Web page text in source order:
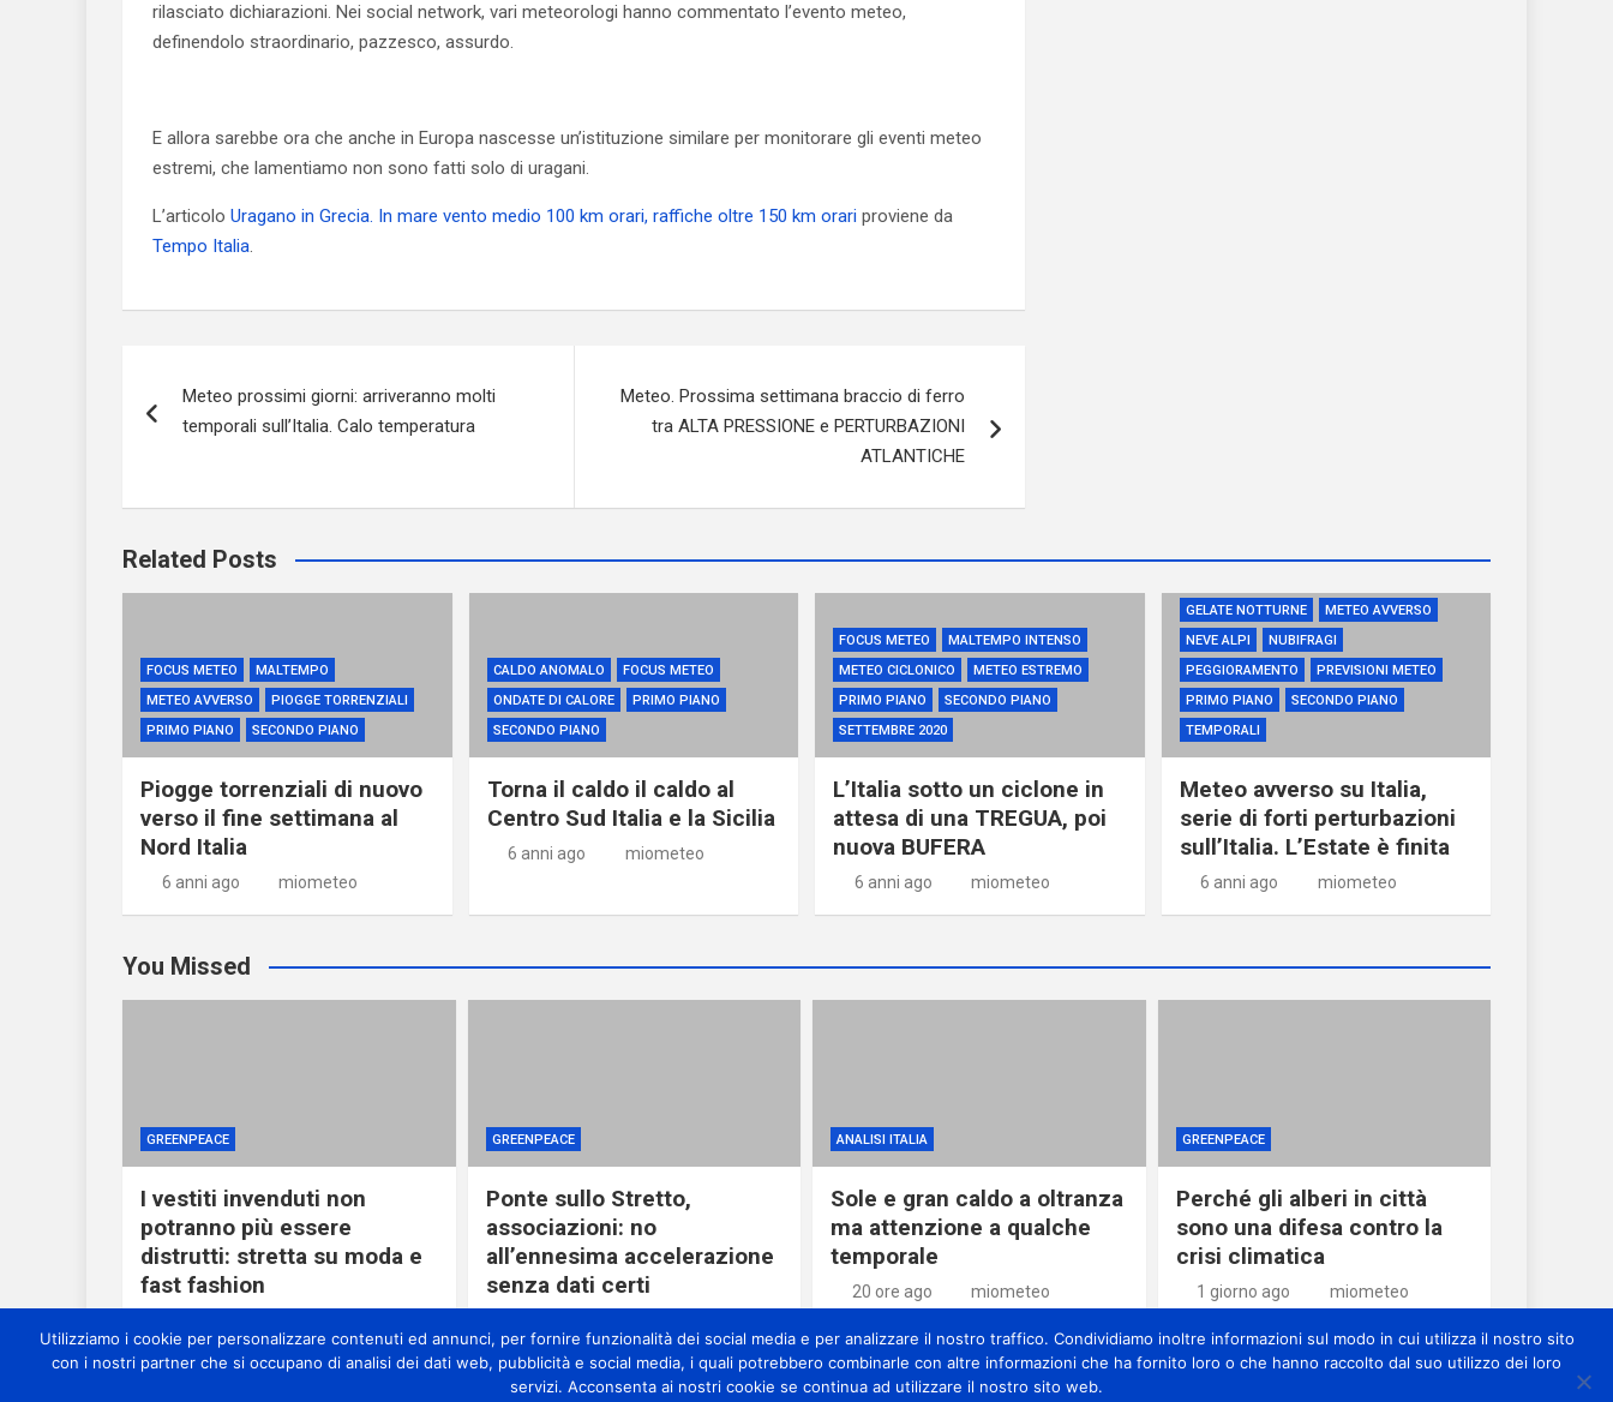
rilasciato dichiarazioni. Nei social network, vari meteorologi hanno commentato l’evento meteo,
definendolo straordinario, pazzesco, assurdo.
E allora sarebbe ora che anche in Europa nascesse un’istituzione similare per monitorare gli eventi meteo
estremi, che lamentiamo non sono fatti solo di uragani.
L’articolo Uragano in Grecia. In mare vento medio 100 km orari, raffiche oltre 150 km orari proviene da
Tempo Italia.
articoli
Meteo prossimi giorni: arriveranno molti
temporali sull’Italia. Calo temperatura
Meteo. Prossima settimana braccio di ferro
tra ALTA PRESSIONE e PERTURBAZIONI
ATLANTICHE
Related Posts
FOCUS METEO
MALTEMPO
METEO AVVERSO
PIOGGE TORRENZIALI
PRIMO PIANO
SECONDO PIANO
Piogge torrenziali di nuovo
verso il fine settimana al
Nord Italia
6 anni ago miometeo
CALDO ANOMALO
FOCUS METEO
ONDATE DI CALORE
PRIMO PIANO
SECONDO PIANO
Torna il caldo il caldo al
Centro Sud Italia e la Sicilia
6 anni ago miometeo
FOCUS METEO
MALTEMPO INTENSO
METEO CICLONICO
METEO ESTREMO
PRIMO PIANO
SECONDO PIANO
SETTEMBRE 2020
L’Italia sotto un ciclone in
attesa di una TREGUA, poi
nuova BUFERA
6 anni ago miometeo
GELATE NOTTURNE
METEO AVVERSO
NEVE ALPI
NUBIFRAGI
PEGGIORAMENTO
PREVISIONI METEO
PRIMO PIANO
SECONDO PIANO
TEMPORALI
Meteo avverso su Italia,
serie di forti perturbazioni
sull’Italia. L’Estate è finita
6 anni ago miometeo
You Missed
GREENPEACE
I vestiti invenduti non
potranno più essere
distrutti: stretta su moda e
fast fashion
GREENPEACE
Ponte sullo Stretto,
associazioni: no
all’ennesima accelerazione
senza dati certi
ANALISI ITALIA
Sole e gran caldo a oltranza
ma attenzione a qualche
temporale
20 ore ago miometeo
GREENPEACE
Perché gli alberi in città
sono una difesa contro la
crisi climatica
1 giorno ago miometeo
Utilizziamo i cookie per personalizzare contenuti ed annunci, per fornire funzionalità dei social media e per analizzare il nostro traffico. Condividiamo inoltre informazioni sul modo in cui utilizza il nostro sito
con i nostri partner che si occupano di analisi dei dati web, pubblicità e social media, i quali potrebbero combinarle con altre informazioni che ha fornito loro o che hanno raccolto dal suo utilizzo dei loro
servizi. Acconsenta ai nostri cookie se continua ad utilizzare il nostro sito web.